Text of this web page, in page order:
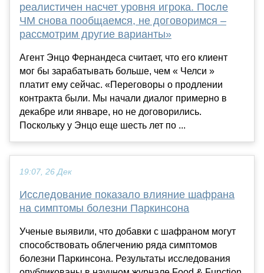
реалистичен насчет уровня игрока. После
ЧМ снова пообщаемся, не договоримся –
рассмотрим другие варианты»
Агент Энцо Фернандеса считает, что его клиент
мог бы зарабатывать больше, чем « Челси »
платит ему сейчас. «Переговоры о продлении
контракта были. Мы начали диалог примерно в
декабре или январе, но не договорились.
Поскольку у Энцо еще шесть лет по ...
19:07, 26 Дек
Исследование показало влияние шафрана
на симптомы болезни Паркинсона
Ученые выявили, что добавки с шафраном могут
способствовать облегчению ряда симптомов
болезни Паркинсона. Результаты исследования